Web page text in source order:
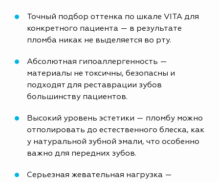
Точный подбор оттенка по шкале VITA для
конкретного пациента — в результате
пломба никак не выделяется во рту.
Абсолютная гипоаллергенность —
материалы не токсичны, безопасны и
подходят для реставрации зубов
большинству пациентов.
Высокий уровень эстетики — пломбу можно
отполировать до естественного блеска, как
у натуральной зубной эмали, что особенно
важно для передних зубов.
Серьезная жевательная нагрузка —